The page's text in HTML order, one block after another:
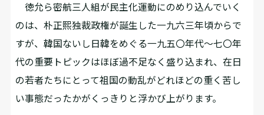
徳允ら密航三人組が民主化運動にのめり込んでいく
のは、朴正熙独裁政権が誕生した一九六三年頃からで
すが、韓国ないし日韓をめぐる一九五〇年代～七〇年
代の重要トピックはほぼ過不足なく盛り込まれ、在日
の若者たちにとって祖国の動乱がどれほどの重く苦し
い事態だったかがくっきりと浮かび上がります。